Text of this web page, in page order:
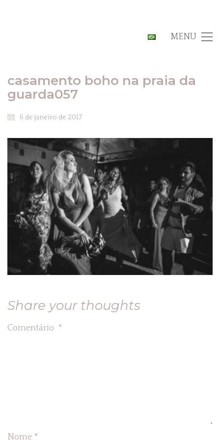
MENU
casamento boho na praia da
guarda057
6 de janeiro de 2017
Share your thoughts
Comentário *
Nome *